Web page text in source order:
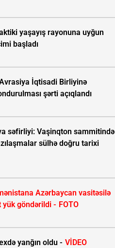
yaşayış rayonuna uyğun
başladı
İqtisadi Birliyinə
şərti açıqlandı
səfirliyi: Vaşinqton sammitində
sülhə doğru tarixi
Azərbaycan vasitəsilə
göndərildi - FOTO
yanğın oldu - VİDEO